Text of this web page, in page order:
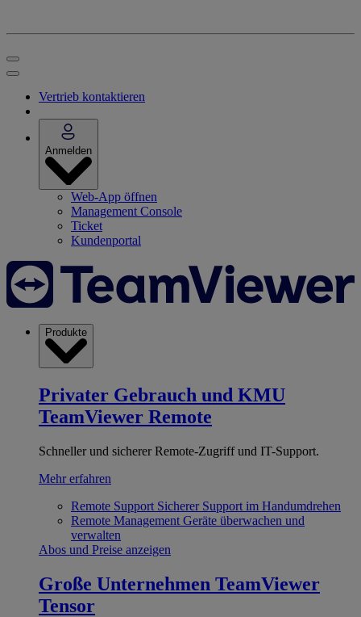
Vertrieb kontaktieren
Anmelden
Web-App öffnen
Management Console
Ticket
Kundenportal
Produkte
Privater Gebrauch und KMU
TeamViewer Remote
Schneller und sicherer Remote-Zugriff und IT-Support.
Mehr erfahren
Remote Support Sicherer Support im Handumdrehen
Remote Management Geräte überwachen und
verwalten
Abos und Preise anzeigen
Große Unternehmen TeamViewer
Tensor